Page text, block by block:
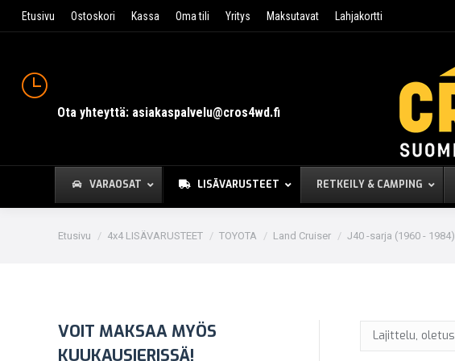
Etusivu Ostoskori Kassa Oma tili Yritys Maksutavat Lahjakortti
Ota yhteyttä: asiakaspalvelu@cros4wd.fi
VARAOSAT LISÄVARUSTEET RETKEILY & CAMPING
You are here:
Etusivu 4x4 LISÄVARUSTEET TOYOTA Land Cruiser J40 -sarja (1960 - 1984)
VOIT MAKSAA MYÖS
KUUKAUSIERISSÄ!